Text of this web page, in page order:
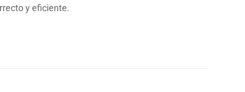
y eficiente.